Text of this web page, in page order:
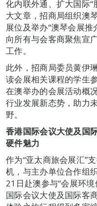
化内联外通、扩大国际“
大文章，招商局组织澳
展位及举办“澳琴会展推
向所有与会客商聚焦宣
工作。
此外，招商局委员黄伊
读会展相关课程的学生
在澳举办的会展活动概
行业发展新态势，助力
野。
香港国际会议大使及国
硬件魅力
作为“亚太商旅会展汇”
机，与主办单位合作组
21日赴澳参与“会展环
国际会议大使及国际客